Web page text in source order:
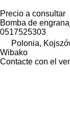
Precio a consultar
Bomba de
0517525303
Polonia,
Wibako
Contacte con el